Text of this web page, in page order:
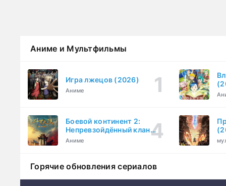
Аниме и Мультфильмы
Игра лжецов (2026)
Аниме
Боевой континент 2:
Непревзойдённый клан
Тан (2023)
Аниме
Горячие обновления сериалов